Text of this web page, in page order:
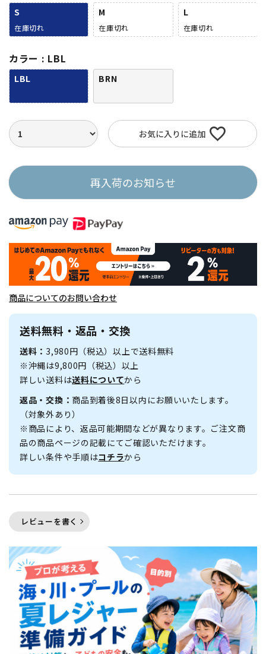
S
在庫切れ
M
在庫切れ
L
在庫切れ
カラー LBL
LBL BRN
お気に入りに追加
再入荷のお知らせ
商品についてのお問い合わせ
送料無料・返品・交換
送料：3,980円（税込）以上で送料無料
※沖縄は9,800円（税込）以上
詳しい送料は送料についてから
返品・交換： 商品到着後8日以内にお願いいたします。
（対象外あり）
※商品により、返品可能期間などが異なります。ご注文商
品の商品ページの記載にてご確認いただけます。
詳しい条件や手順はコチラから
レビューを書く